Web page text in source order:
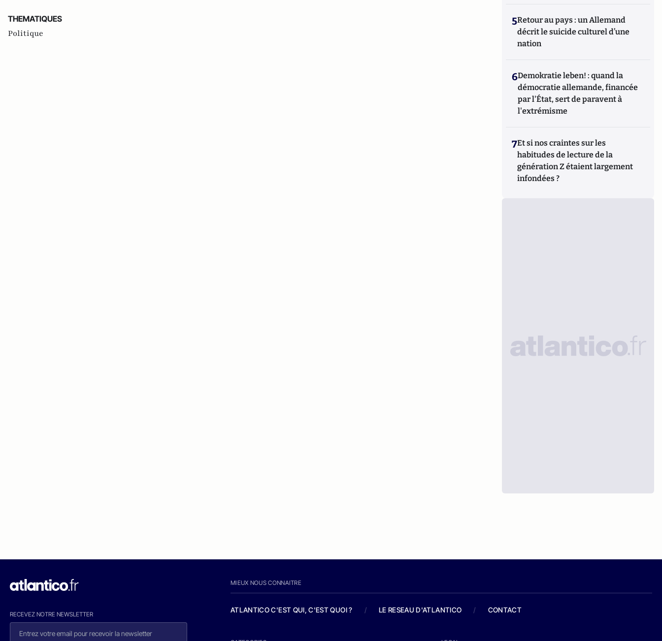
THEMATIQUES
Politique
5Retour au pays : un Allemand
décrit le suicide culturel d’une
nation
6Demokratie leben! : quand la
démocratie allemande, financée
par l'État, sert de paravent à
l'extrémisme
7Et si nos craintes sur les
habitudes de lecture de la
génération Z étaient largement
infondées ?
RECEVEZ NOTRE NEWSLETTER
MIEUX NOUS CONNAITRE
ATLANTICO C'EST QUI, C'EST QUOI ? / LE RESEAU D'ATLANTICO / CONTACT